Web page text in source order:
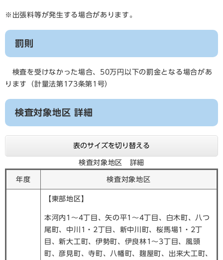
※出張料等が発生する場合があります。
罰則
検査を受けなかった場合、50万円以下の罰金となる場合があ
ります（計量法第173条第1号）
検査対象地区 詳細
表のサイズを切り替える
検査対象地区 詳細
年度 検査対象地区
【東部地区】
本河内1～4丁目、矢の平1～4丁目、白木町、八つ
尾町、中川1・2丁目、新中川町、桜馬場1・2丁
目、新大工町、伊勢町、伊良林1～3丁目、風頭
町、彦見町、寺町、八幡町、麹屋町、出来大工町、